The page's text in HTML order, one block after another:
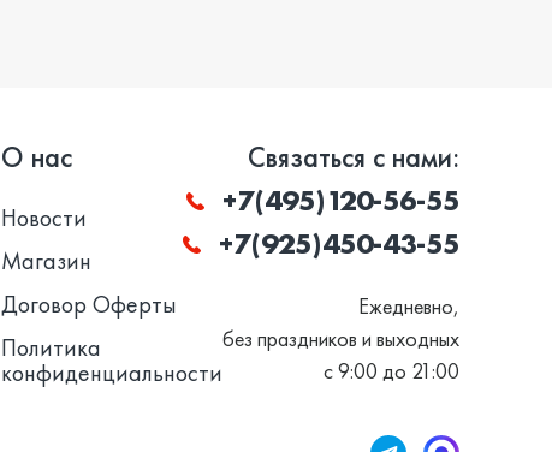
О нас
Новости
Магазин
Договор Оферты
Политика
конфиденциальности
Связаться с нами:
+7(495)120-56-55
+7(925)450-43-55
Ежедневно,
без праздников и выходных
с 9:00 до 21:00